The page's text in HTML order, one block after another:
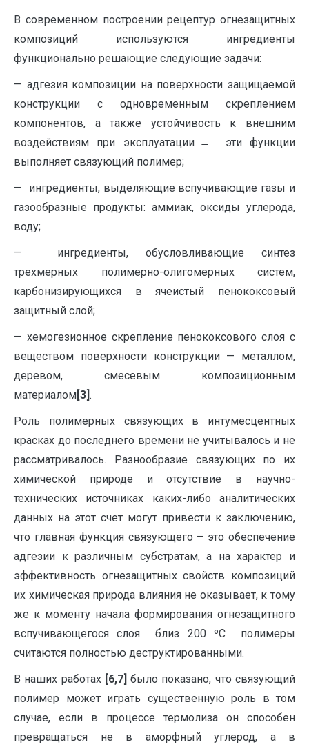
В современном построении рецептур огнезащитных
композиций используются ингредиенты
функционально решающие следующие задачи:
— адгезия композиции на поверхности защищаемой
конструкции с одновременным скреплением
компонентов, а также устойчивость к внешним
воздействиям при эксплуатации ̶ эти функции
выполняет связующий полимер;
— ингредиенты, выделяющие вспучивающие газы и
газообразные продукты: аммиак, оксиды углерода,
воду;
— ингредиенты, обусловливающие синтез
трехмерных полимерно-олигомерных систем,
карбонизирующихся в ячеистый пенококсовый
защитный слой;
— хемогезионное скрепление пенококсового слоя с
веществом поверхности конструкции — металлом,
деревом, смесевым композиционным
материалом[3].
Роль полимерных связующих в интумесцентных
красках до последнего времени не учитывалось и не
рассматривалось. Разнообразие связующих по их
химической природе и отсутствие в научно-
технических источниках каких-либо аналитических
данных на этот счет могут привести к заключению,
что главная функция связующего – это обеспечение
адгезии к различным субстратам, а на характер и
эффективность огнезащитных свойств композиций
их химическая природа влияния не оказывает, к тому
же к моменту начала формирования огнезащитного
вспучивающегося слоя близ 200 ºС полимеры
считаются полностью деструктированными.
В наших работах [6,7] было показано, что связующий
полимер может играть существенную роль в том
случае, если в процессе термолиза он способен
превращаться не в аморфный углерод, а в